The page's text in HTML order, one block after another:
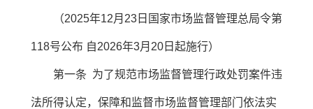
（2025年12月23日国家市场监督管理总局令第
118号公布 自2026年3月20日起施行）
第一条 为了规范市场监督管理行政处罚案件违
法所得认定，保障和监督市场监督管理部门依法实